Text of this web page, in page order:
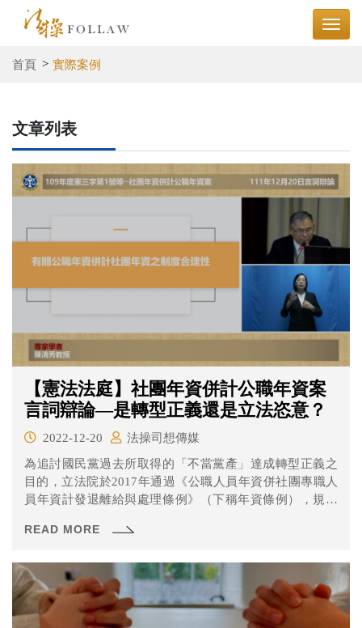
首頁 實際案例
文章列表
【憲法法庭】社團年資併計公職年資案
言詞辯論—是轉型正義還是立法恣意？
2022-12-20
法操司想傳媒
為追討國民黨過去所取得的「不當黨產」達成轉型正義之
目的，立法院於2017年通過《公職人員年資併社團專職人
員年資計發退離給與處理條例》（下稱年資條例），規定
公務員，必須將過去在社團的年資扣除、繳回多領的退休
等行政法院等法官在審理相關案件時，認為年資條例可能
有違反禁止恣意原則及平等原則等等問題，因此依職權停
止審理並聲請大法官釋憲，這次各方有什麼看法呢？
READ MORE